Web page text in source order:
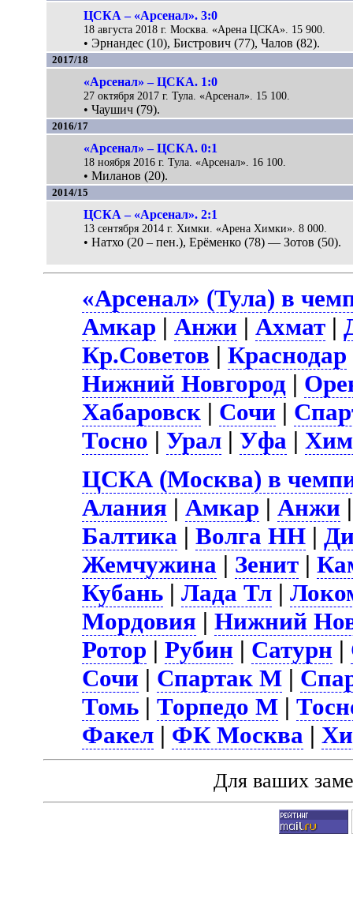
ЦСКА – «Арсенал». 3:0
18 августа 2018 г. Москва. «Арена ЦСКА». 15 900.
• Эрнандес (10), Бистрович (77), Чалов (82).
2017/18
«Арсенал» – ЦСКА. 1:0
27 октября 2017 г. Тула. «Арсенал». 15 100.
• Чаушич (79).
2016/17
«Арсенал» – ЦСКА. 0:1
18 ноября 2016 г. Тула. «Арсенал». 16 100.
• Миланов (20).
2014/15
ЦСКА – «Арсенал». 2:1
13 сентября 2014 г. Химки. «Арена Химки». 8 000.
• Натхо (20 – пен.), Ерёменко (78) — Зотов (50).
«Арсенал» (Тула) в
Амкар |Анжи |Ахмат |
Кр.Советов |Краснодар
Нижний Новгород |
Хабаровск | Сочи |
Тосно |Урал |Уфа |
ЦСКА (Москва) в
Алания |Амкар |Анжи
Балтика |Волга НН |
Жемчужина | Зенит |
Кубань |Лада Тл |
Мордовия |Нижний
Ротор |Рубин | Сатурн |
Сочи | Спартак М |
Томь |Торпедо М |
Факел | ФК Москва |
Для ваших